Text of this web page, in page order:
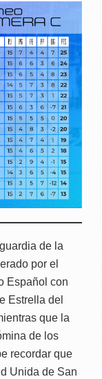
de la
por el
Español con
Estrella del
que la
de los
recordar que
Unida de San